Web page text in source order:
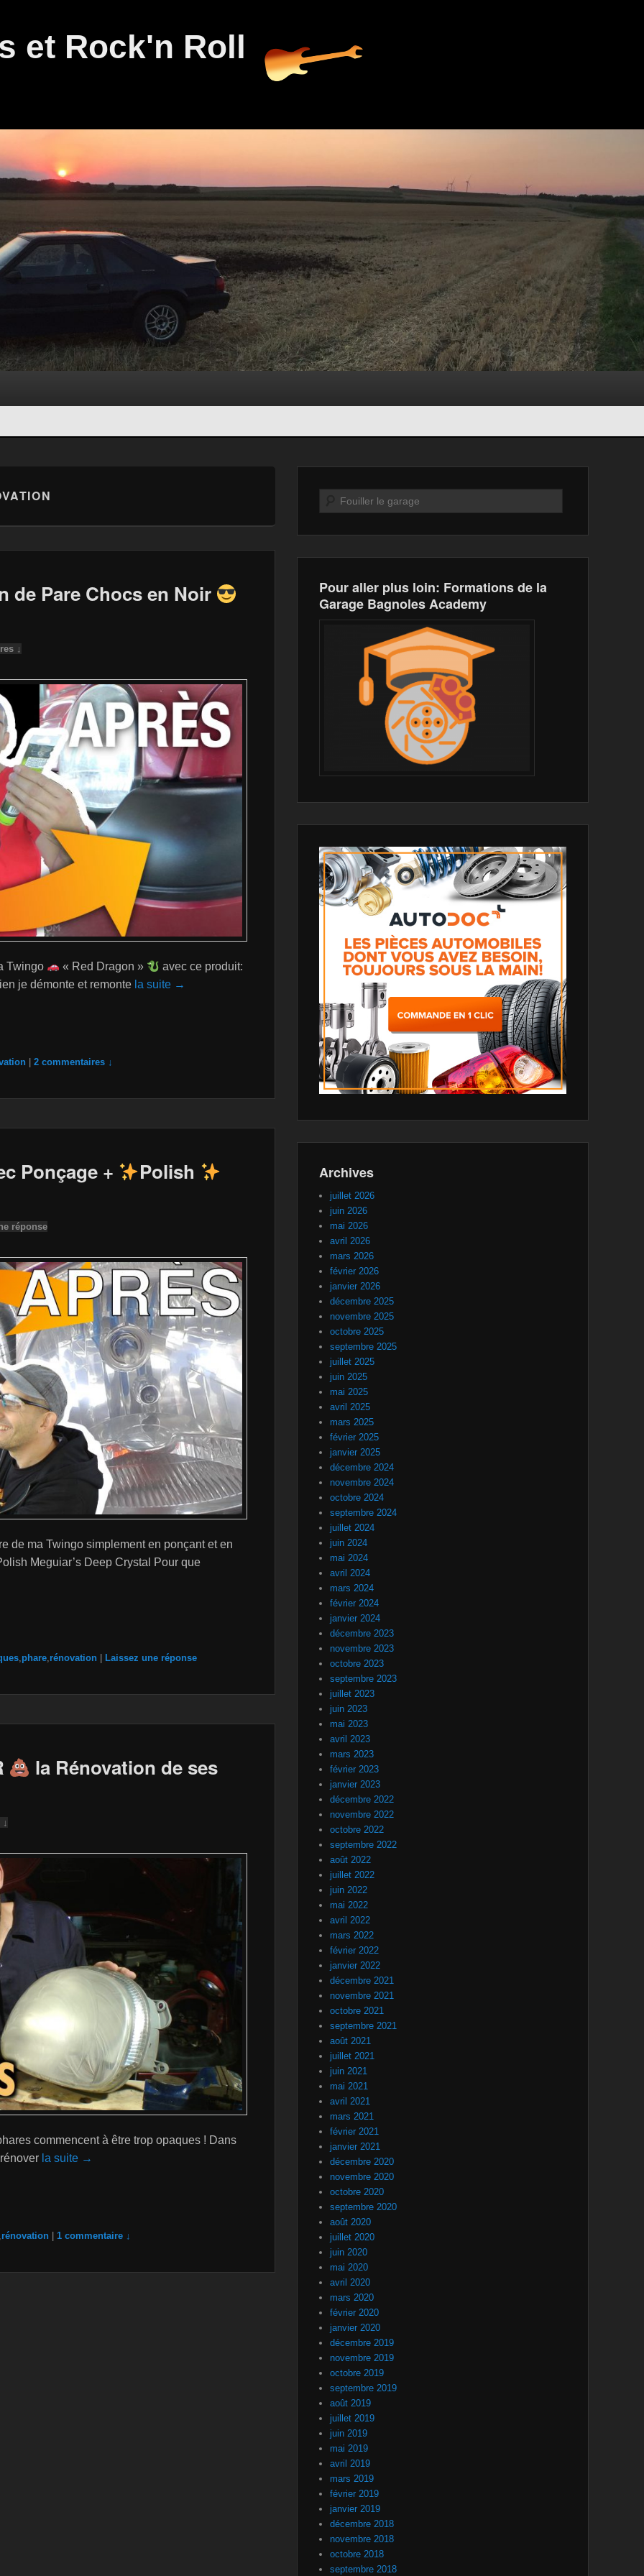
et Rock'n Roll
de Pare Chocs en Noir
↓
Twingo « Red Dragon »
avec ce produit:
je démonte et remonte la suite →
2 commentaires ↓
Ponçage + Polish
réponse
de ma Twingo simplement en ponçant et en
Meguiar’s Deep Crystal Pour que
phare rénovation Laissez une réponse
la Rénovation de ses
commencent à être trop opaques ! Dans
la suite →
rénovation 1 commentaire ↓
Recherche
Pour aller plus loin: Formations de la
Garage Bagnoles Academy
Archives
juillet 2026
juin 2026
mai 2026
avril 2026
mars 2026
février 2026
janvier 2026
décembre 2025
novembre 2025
octobre 2025
septembre 2025
juillet 2025
juin 2025
mai 2025
avril 2025
mars 2025
février 2025
janvier 2025
décembre 2024
novembre 2024
octobre 2024
septembre 2024
juillet 2024
juin 2024
mai 2024
avril 2024
mars 2024
février 2024
janvier 2024
décembre 2023
novembre 2023
octobre 2023
septembre 2023
juillet 2023
juin 2023
mai 2023
avril 2023
mars 2023
février 2023
janvier 2023
décembre 2022
novembre 2022
octobre 2022
septembre 2022
août 2022
juillet 2022
juin 2022
mai 2022
avril 2022
mars 2022
février 2022
janvier 2022
décembre 2021
novembre 2021
octobre 2021
septembre 2021
août 2021
juillet 2021
juin 2021
mai 2021
avril 2021
mars 2021
février 2021
janvier 2021
décembre 2020
novembre 2020
octobre 2020
septembre 2020
août 2020
juillet 2020
juin 2020
mai 2020
avril 2020
mars 2020
février 2020
janvier 2020
décembre 2019
novembre 2019
octobre 2019
septembre 2019
août 2019
juillet 2019
juin 2019
mai 2019
avril 2019
mars 2019
février 2019
janvier 2019
décembre 2018
novembre 2018
octobre 2018
septembre 2018